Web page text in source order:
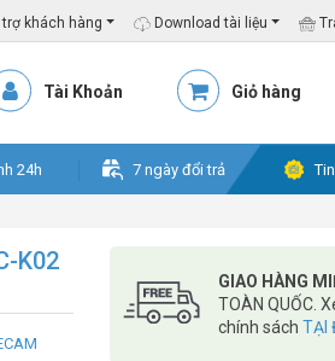
khách hàng Download tài liệu
Tài Khoản Giỏ hàng
24h 7 ngày đổi trả
K02
GIAO HÀNG
TOÀN QUỐC.
chính sách TẠI